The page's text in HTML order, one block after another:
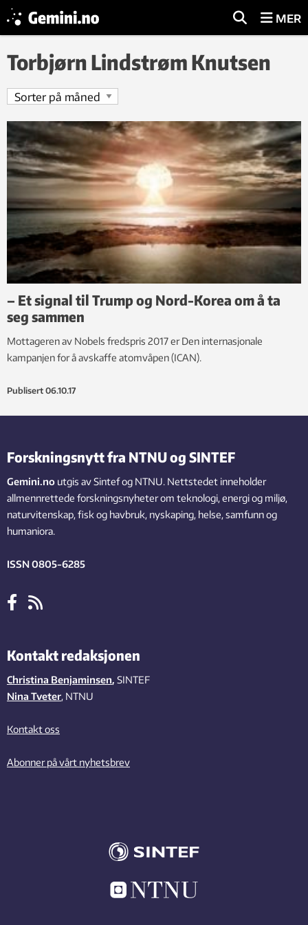
MER
Torbjørn Lindstrøm Knutsen
– Et signal til Trump og Nord-Korea om å ta
seg sammen
Mottageren av Nobels fredspris 2017 er Den internasjonale
kampanjen for å avskaffe atomvåpen (ICAN).
Publisert 06.10.17
Forskningsnytt fra NTNU og SINTEF
Gemini.no utgis av Sintef og NTNU. Nettstedet inneholder
allmennrettede forskningsnyheter om teknologi, energi og miljø,
naturvitenskap, fisk og havbruk, nyskaping, helse, samfunn og
humaniora.
ISSN 0805-6285
Kontakt redaksjonen
Christina Benjaminsen, SINTEF
Nina Tveter, NTNU
Kontakt oss
Abonner på vårt nyhetsbrev